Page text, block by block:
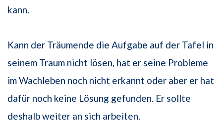
kann.
Kann der Träumende die Aufgabe auf der Tafel in
seinem Traum nicht lösen, hat er seine Probleme
im Wachleben noch nicht erkannt oder aber er hat
dafür noch keine Lösung gefunden. Er sollte
deshalb weiter an sich arbeiten.